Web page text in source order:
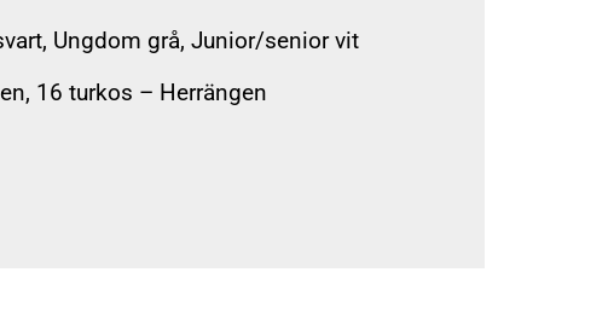
Ungdom grå, Junior/senior vit
16 turkos – Herrängen